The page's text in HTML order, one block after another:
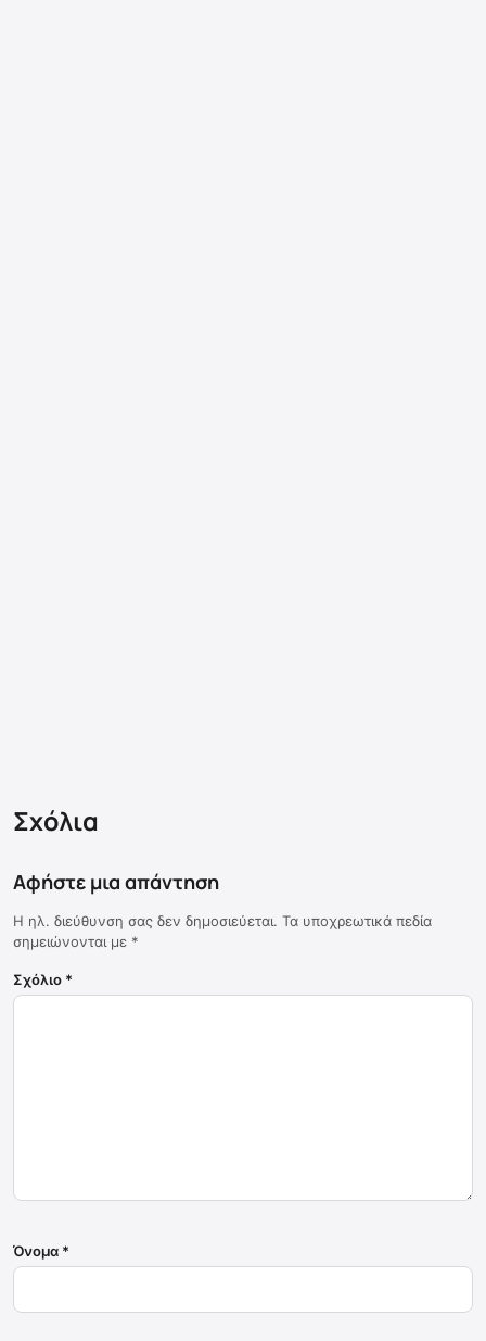
Σχόλια
Αφήστε μια απάντηση
Η ηλ. διεύθυνση σας δεν δημοσιεύεται. Τα υποχρεωτικά πεδία
σημειώνονται με *
Σχόλιο *
Όνομα *